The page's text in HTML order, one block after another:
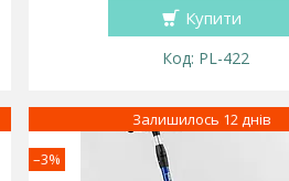
Купити
PL-422
–3%
Залишилось 12 днів